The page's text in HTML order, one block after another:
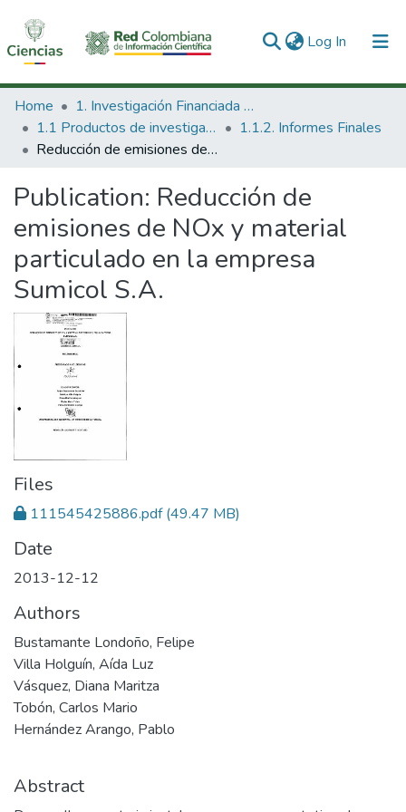
Log In (current)
Communities & Collections
All of DSpace
Home
1. Investigación Financiada con Recursos Públicos
1.1 Productos de investigación
1.1.2. Informes Finales
Reducción de emisiones de NOx y material particulado en la empresa Sumicol S.A.
Publication: Reducción de
emisiones de NOx y material
particulado en la empresa
Sumicol S.A.
Files
111545425886.pdf(49.47 MB)
Date
2013-12-12
Authors
Bustamante Londoño, Felipe
Villa Holguín, Aída Luz
Vásquez, Diana Maritza
Tobón, Carlos Mario
Hernández Arango, Pablo
Abstract